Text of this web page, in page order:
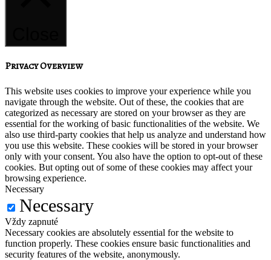
Privacy Overview
This website uses cookies to improve your experience while you
navigate through the website. Out of these, the cookies that are
categorized as necessary are stored on your browser as they are
essential for the working of basic functionalities of the website. We
also use third-party cookies that help us analyze and understand how
you use this website. These cookies will be stored in your browser
only with your consent. You also have the option to opt-out of these
cookies. But opting out of some of these cookies may affect your
browsing experience.
Necessary
Necessary
Vždy zapnuté
Necessary cookies are absolutely essential for the website to
function properly. These cookies ensure basic functionalities and
security features of the website, anonymously.